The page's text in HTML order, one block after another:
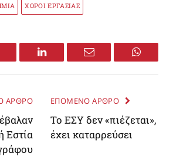
ΧΩΡΟΙ ΕΡΓΑΣΙΑΣ
LinkedIn Email
ΑΡΘΡΟ
Εστία
ΕΠΟΜΕΝΟ ΑΡΘΡΟ
Το ΕΣΥ δεν «πιέζεται»,
έχει καταρρεύσει